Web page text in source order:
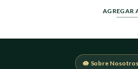
0
de
AGREGAR
🪷 Sobre Nosotros